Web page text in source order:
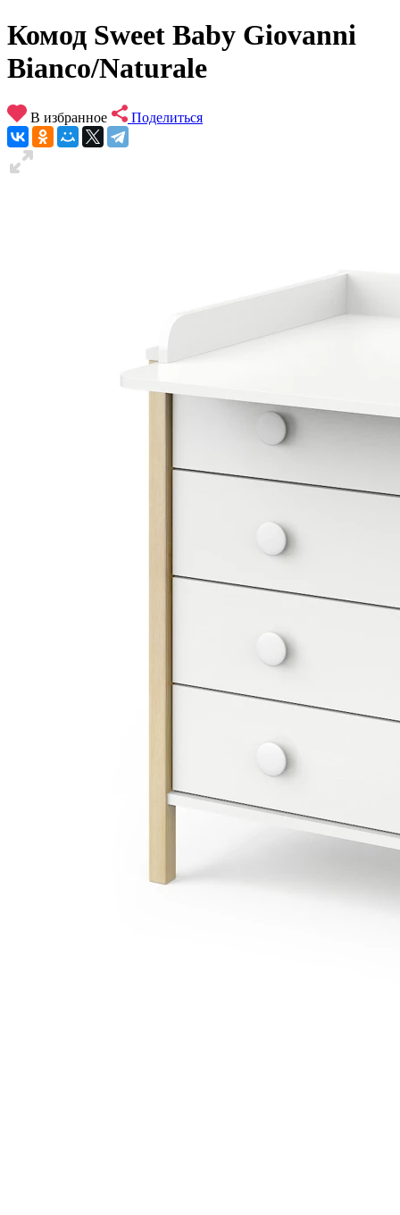
Комод Sweet Baby Giovanni
Bianco/Naturale
В избранное Поделиться